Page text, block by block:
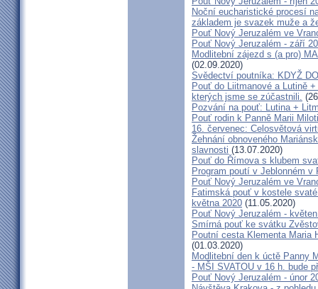
Noční eucharistické procesí
základem je svazek muže a
Pouť Nový Jeruzalém ve
Pouť Nový Jeruzalém - září
Modlitební zájezd s (a pro)
(02.09.2020)
Svědectví poutníka: KDYŽ
Pouť do Liitmanové a Lutině
kterých jsme se zúčastnili.
Pozvání na pouť: Lutina +
Pouť rodin k Panně Marii
16. červenec: Celosvětová
Žehnání obnoveného
slavnosti (13.07.2020)
Pouť do Římova s klubem
Program poutí v Jeblonném v
Pouť Nový Jeruzalém ve
Fatimská pouť v kostele
května 2020 (11.05.2020)
Pouť Nový Jeruzalém -
Smírná pouť ke svátku
Poutní cesta Klementa Maria
(01.03.2020)
Modlitební den k úctě Panny
- MŠI SVATOU v 16 h. bude
Pouť Nový Jeruzalém - únor